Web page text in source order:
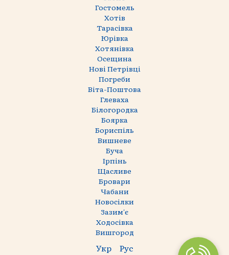
Гостомель
Хотів
Тарасівка
Юрівка
Хотянівка
Осещина
Нові Петрівці
Погреби
Віта-Поштова
Глеваха
Білогородка
Боярка
Бориспіль
Вишневе
Буча
Ірпінь
Щасливе
Бровари
Чабани
Новосілки
Зазим'є
Ходосівка
Вишгород
Укр Рус